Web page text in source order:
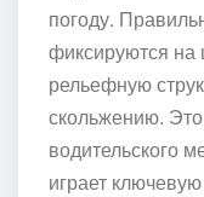
погоду.
фиксируются на
рельефную
скольжению.
водительского
играет